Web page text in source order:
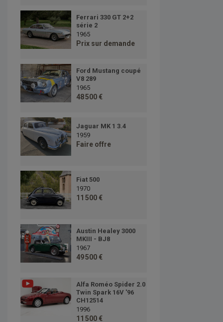
Ferrari 330 GT 2+2
série 2
1965
Prix sur demande
Ford Mustang coupé
V8 289
1965
48 500 €
Jaguar MK 1 3.4
1959
Faire offre
Fiat 500
1970
11 500 €
Austin Healey 3000
MKIII - BJ8
1967
49 500 €
Alfa Roméo Spider 2.0
Twin Spark 16V '96
CH12514
1996
11 500 €